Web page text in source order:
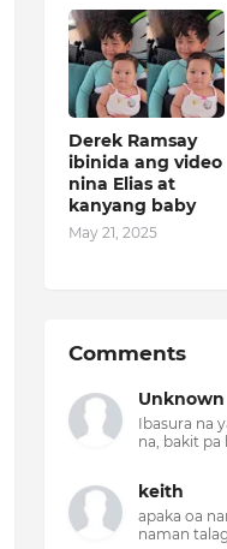
Derek Ramsay
ibinida ang video
nina Elias at
kanyang baby
May 21, 2025
Comments
Unknown
Ibasura na
na, bakit pa
keith
apaka oa
naman